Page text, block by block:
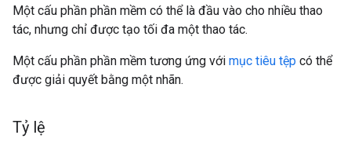
Một cấu phần phần mềm có thể là đầu vào cho nhiều thao
tác, nhưng chỉ được tạo tối đa một thao tác.
Một cấu phần phần mềm tương ứng với mục tiêu tệp có thể
được giải quyết bằng một nhãn.
Tỷ lệ